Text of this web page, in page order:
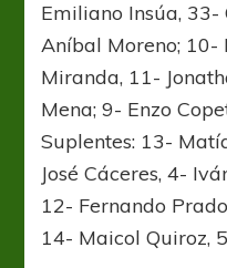
Emiliano Insúa, 33-
Aníbal Moreno; 10-
Miranda, 11-
Mena; 9- Enzo
Suplentes: 13-
José Cáceres, 4-
12- Fernando
14- Maicol Quiroz,